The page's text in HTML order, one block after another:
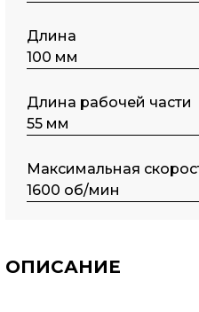
Длина
100 мм
Длина рабочей части
55 мм
Максимальная
1600 об/мин
ОПИСАНИЕ